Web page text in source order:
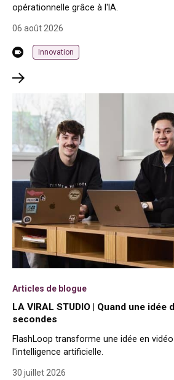
opérationnelle grâce à l'IA.
06 août 2026
Innovation
Articles de blogue
LA VIRAL STUDIO | Quand une
secondes
FlashLoop transforme une idée en
l'intelligence artificielle.
30 juillet 2026